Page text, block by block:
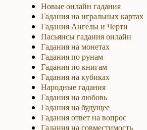
Новые онлайн гадания
Гадания на игральных картах
Гадания Ангелы и Черти
Пасьянсы гадания онлайн
Гадания на монетах
Гадания по рунам
Гадания по книгам
Гадания на кубиках
Народные гадания
Гадания на любовь
Гадания на будущее
Гадания ответ на вопрос
Гадания на совместимость